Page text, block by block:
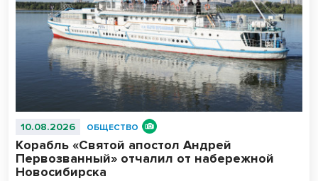
10.08.2026 ОБЩЕСТВО
Корабль «Святой апостол Андрей
Первозванный» отчалил от набережной
Новосибирска